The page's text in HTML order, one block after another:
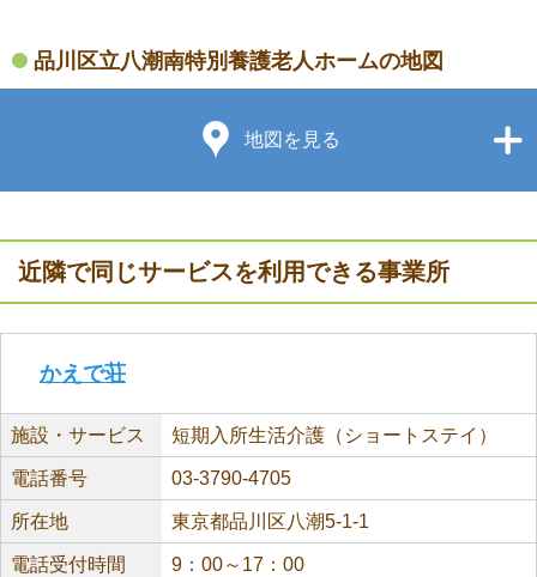
品川区立八潮南特別養護老人ホームの地図
地図を見る
近隣で同じサービスを利用できる事業所
かえで荘
施設・サービス 短期入所生活介護（ショートステイ）
電話番号 03-3790-4705
所在地 東京都品川区八潮5-1-1
電話受付時間 9：00～17：00